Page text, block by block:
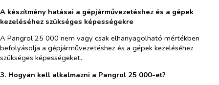
A készítmény hatásai a gépjárművezetéshez és a gépek
kezeléséhez szükséges képességekre
A Pangrol 25 000 nem vagy csak elhanyagolható mértékben
befolyásolja a gépjárművezetéshez és a gépek kezeléséhez
szükséges képességeket.
3. Hogyan kell alkalmazni a Pangrol 25 000-et?